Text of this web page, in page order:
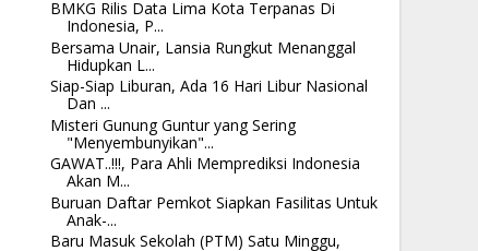
BMKG Rilis Data Lima Kota Terpanas Di
Indonesia, P...
Bersama Unair, Lansia Rungkut Menanggal
Hidupkan L...
Siap-Siap Liburan, Ada 16 Hari Libur Nasional
Dan ...
Misteri Gunung Guntur yang Sering
"Menyembunyikan"...
GAWAT..!!!, Para Ahli Memprediksi Indonesia
Akan M...
Buruan Daftar Pemkot Siapkan Fasilitas Untuk
Anak-...
Baru Masuk Sekolah (PTM) Satu Minggu,